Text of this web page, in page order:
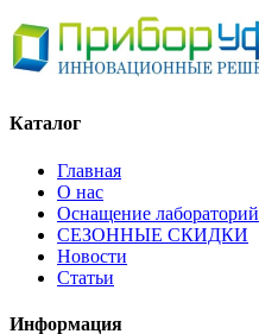
Каталог
Главная
О нас
Оснащение лабораторий
СЕЗОННЫЕ СКИДКИ
Новости
Статьи
Информация